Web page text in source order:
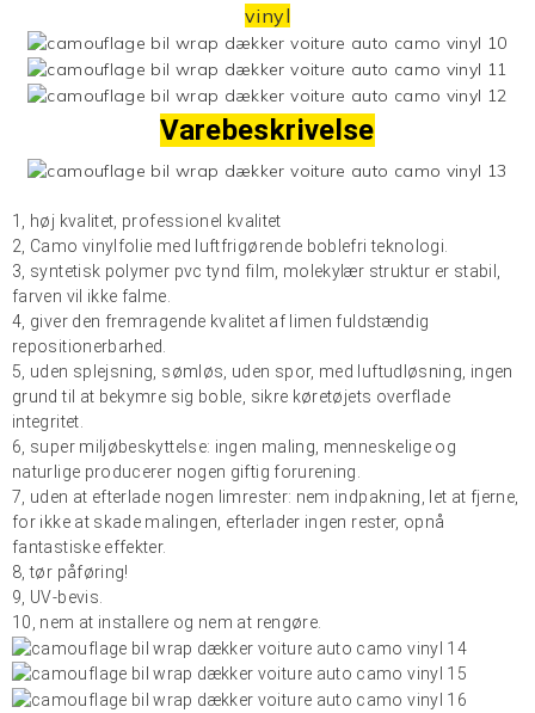
vinyl
Varebeskrivelse
1, høj kvalitet, professionel kvalitet
2, Camo vinylfolie med luftfrigørende boblefri teknologi.
3, syntetisk polymer pvc tynd film, molekylær struktur er stabil,
farven vil ikke falme.
4, giver den fremragende kvalitet af limen fuldstændig
repositionerbarhed.
5, uden splejsning, sømløs, uden spor, med luftudløsning, ingen
grund til at bekymre sig boble, sikre køretøjets overflade
integritet.
6, super miljøbeskyttelse: ingen maling, menneskelige og
naturlige producerer nogen giftig forurening.
7, uden at efterlade nogen limrester: nem indpakning, let at fjerne,
for ikke at skade malingen, efterlader ingen rester, opnå
fantastiske effekter.
8, tør påføring!
9, UV-bevis.
10, nem at installere og nem at rengøre.